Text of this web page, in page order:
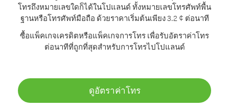
โทรถึงหมายเลขใดก็ได้ในโปแลนด์ ทั้งหมายเลขโทรศัพท์พื้น
ฐานหรือโทรศัพท์มือถือ ด้วยราคาเริ่มต้นเพียง 3.2 ¢ ต่อนาที
ซื้อแพ็คเกจเครดิตหรือแพ็คเกจการโทร เพื่อรับอัตราค่าโทร
ต่อนาทีที่ถูกที่สุดสำหรับการโทรไปโปแลนด์
ดูอัตราค่าโทร